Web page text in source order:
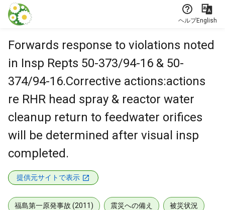
本文に飛ぶ
ヘルプEnglish
Forwards response to violations noted
in Insp Repts 50-373/94-16 & 50-
374/94-16.Corrective actions:actions
re RHR head spray & reactor water
cleanup return to feedwater orifices
will be determined after visual insp
completed.
提供元サイトで表示
福島第一原発事故 (2011) 震災への備え 被災状況